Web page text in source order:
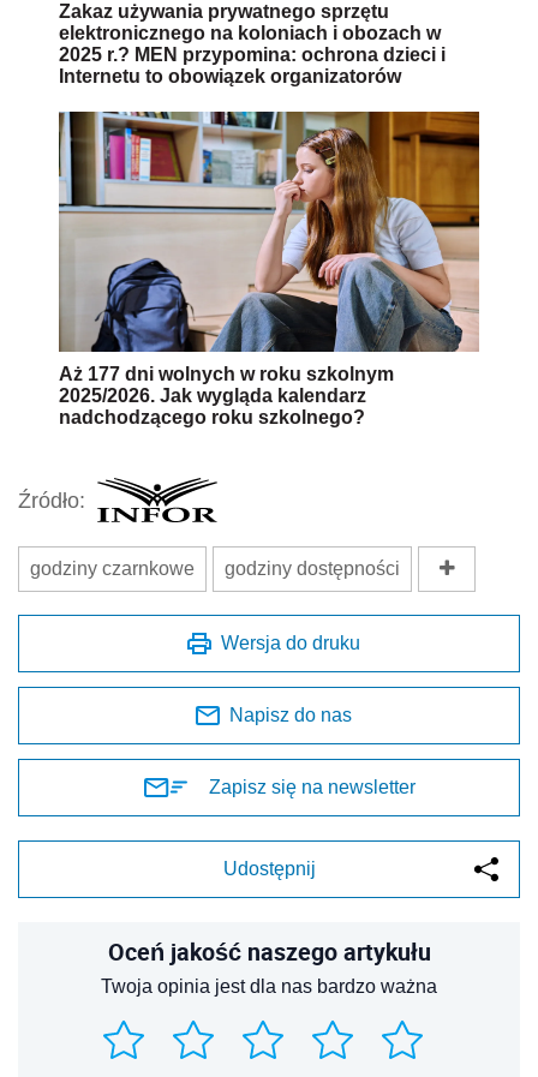
Zakaz używania prywatnego sprzętu
elektronicznego na koloniach i obozach w
2025 r.? MEN przypomina: ochrona dzieci i
Internetu to obowiązek organizatorów
Aż 177 dni wolnych w roku szkolnym
2025/2026. Jak wygląda kalendarz
nadchodzącego roku szkolnego?
Źródło:
godziny czarnkowe godziny dostępności
Wersja do druku
Napisz do nas
Zapisz się na newsletter
Udostępnij
Oceń jakość naszego artykułu
Twoja opinia jest dla nas bardzo ważna